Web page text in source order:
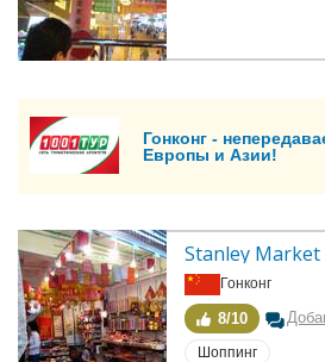
Гонконг -
Европы и Азии!
Stanley Market
Гонконг
8/10
Шоппинг